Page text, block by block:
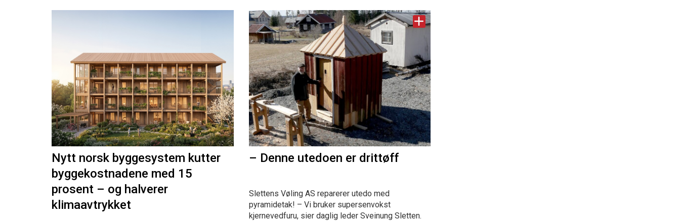
Nytt norsk byggesystem kutter
byggekostnadene med 15
prosent – og halverer
klimaavtrykket
– Denne utedoen er drittøff
Slettens Vøling AS reparerer utedo med
pyramidetak! – Vi bruker supersenvokst
kjernevedfuru, sier daglig leder Sveinung Sletten.